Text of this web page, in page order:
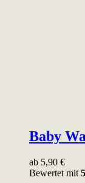
Baby
ab 5,90 €
Bewertet mit